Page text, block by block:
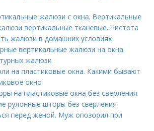
жалюзи с окна. Вертикальные
вертикальные тканевые. Чистота
жалюзи в домашних условиях
вертикальные жалюзи на окна.
жалюзи
на пластиковые окна. Какими бывают
окно
на пластиковые окна без сверления.
рулонные шторы без сверления
перед женой. Муж опозорил при